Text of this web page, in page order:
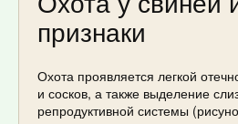
признаки
Охота проявляется легкой
и сосков, а также выделение
репродуктивной системы